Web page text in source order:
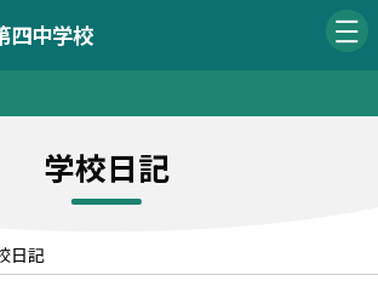
四中学校
学校日記
日記